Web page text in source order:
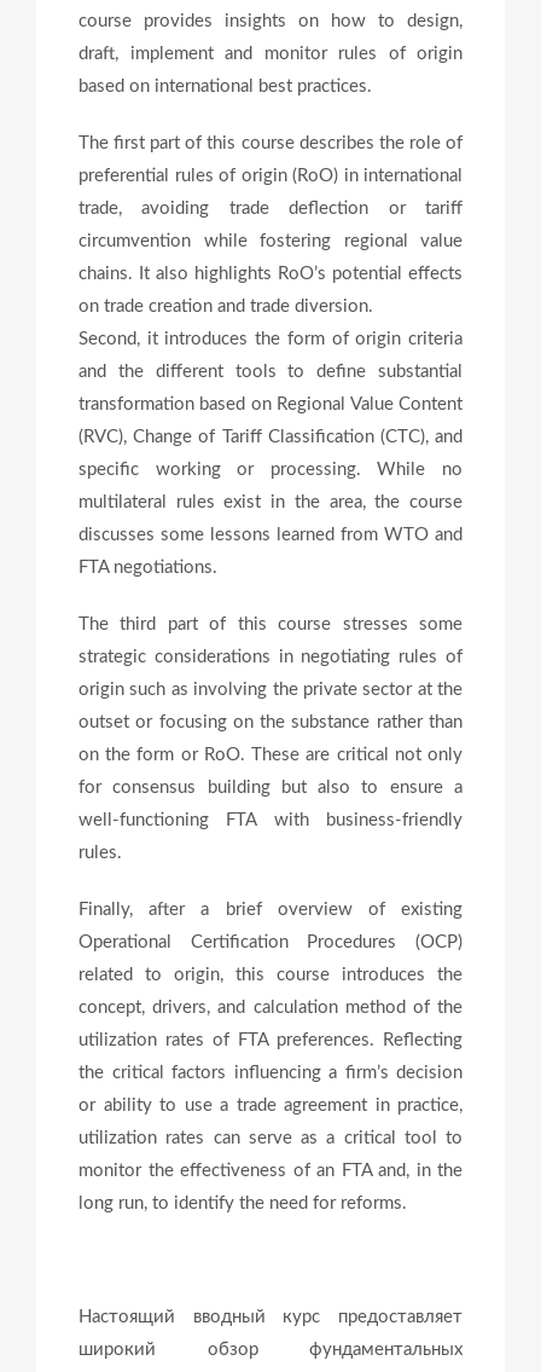
course provides insights on how to design,
draft, implement and monitor rules of origin
based on international best practices.
The first part of this course describes the role of
preferential rules of origin (RoO) in international
trade, avoiding trade deflection or tariff
circumvention while fostering regional value
chains. It also highlights RoO’s potential effects
on trade creation and trade diversion.
Second, it introduces the form of origin criteria
and the different tools to define substantial
transformation based on Regional Value Content
(RVC), Change of Tariff Classification (CTC), and
specific working or processing. While no
multilateral rules exist in the area, the course
discusses some lessons learned from WTO and
FTA negotiations.
The third part of this course stresses some
strategic considerations in negotiating rules of
origin such as involving the private sector at the
outset or focusing on the substance rather than
on the form or RoO. These are critical not only
for consensus building but also to ensure a
well-functioning FTA with business-friendly
rules.
Finally, after a brief overview of existing
Operational Certification Procedures (OCP)
related to origin, this course introduces the
concept, drivers, and calculation method of the
utilization rates of FTA preferences. Reflecting
the critical factors influencing a firm’s decision
or ability to use a trade agreement in practice,
utilization rates can serve as a critical tool to
monitor the effectiveness of an FTA and, in the
long run, to identify the need for reforms.
Настоящий вводный курс предоставляет
широкий обзор фундаментальных